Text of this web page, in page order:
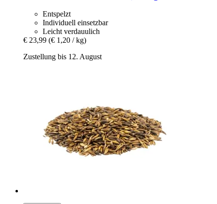
Entspelzt
Individuell einsetzbar
Leicht verdauulich
€ 23,99 (€ 1,20 / kg)
Zustellung bis 12. August